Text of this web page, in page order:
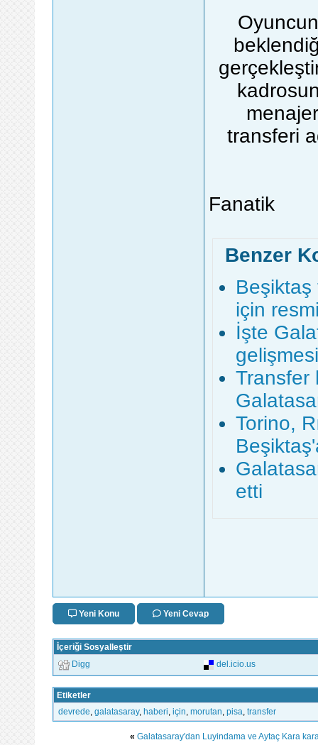
transferi
Fanatik
Benzer
için
İşte
Transfer
Torino,
etti
Yeni Konu Yeni Cevap
İçeriği Sosyalleştir
Digg del.icio.us
Etiketler
devrede galatasaray, haberi için morutan pisa transfer
« Galatasaray'dan Luyindama ve Aytaç Kara